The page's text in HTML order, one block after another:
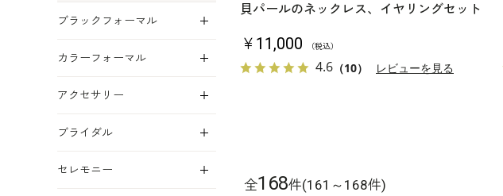
貝パールのネックレス、イヤリングセット
￥11,000 （税込）
4.6 （10） レビューを見る
全168件(161～168件)
ブラックフォーマル
カラーフォーマル
アクセサリー
ブライダル
セレモニー